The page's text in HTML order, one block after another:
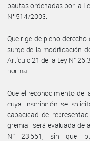
pautas ordenadas por la
N° 514/2003.
Que rige de pleno
surge de la modificación
Artículo 21 de la Ley N°
norma.
Que el reconocimiento de
cuya inscripción se
capacidad de
gremial, será evaluada de
N° 23.551, sin que